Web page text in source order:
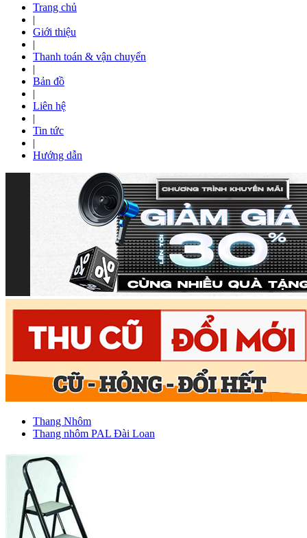
Trang chủ
|
Giới thiệu
|
Thanh toán & vận chuyển
|
Bản đồ
|
Liên hệ
|
Tin tức
|
Hướng dẫn
Thang Nhôm
Thang nhôm PAL Đài Loan